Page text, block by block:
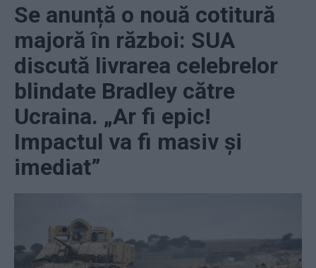
Se anunță o nouă cotitură
majoră în război: SUA
discută livrarea celebrelor
blindate Bradley către
Ucraina. „Ar fi epic!
Impactul va fi masiv și
imediat”